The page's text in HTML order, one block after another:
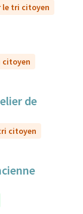
le tri citoyen
citoyen
de
citoyen